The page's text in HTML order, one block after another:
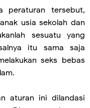
peraturan tersebut,
usia sekolah dan
sesuatu yang
itu sama saja
seks bebas
aturan ini dilandasi